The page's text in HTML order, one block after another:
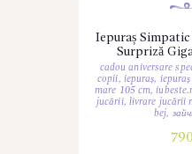
Iepuraș
Surpriză
cadou aniversare
copii, iepuraș,
mare 105 cm,
jucării, livrare jucării
bej,
790